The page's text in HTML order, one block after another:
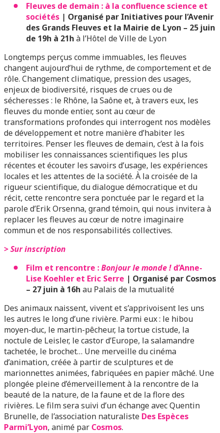
Fleuves de demain : à la confluence science et
sociétés | Organisé par Initiatives pour l’Avenir
des Grands Fleuves et la Mairie de Lyon – 25 juin
de 19h à 21h à l’Hôtel de Ville de Lyon
Longtemps perçus comme immuables, les fleuves
changent aujourd’hui de rythme, de comportement et de
rôle. Changement climatique, pression des usages,
enjeux de biodiversité, risques de crues ou de
sécheresses : le Rhône, la Saône et, à travers eux, les
fleuves du monde entier, sont au cœur de
transformations profondes qui interrogent nos modèles
de développement et notre manière d’habiter les
territoires. Penser les fleuves de demain, c’est à la fois
mobiliser les connaissances scientifiques les plus
récentes et écouter les savoirs d’usage, les expériences
locales et les attentes de la société. À la croisée de la
rigueur scientifique, du dialogue démocratique et du
récit, cette rencontre sera ponctuée par le regard et la
parole d’Erik Orsenna, grand témoin, qui nous invitera à
replacer les fleuves au cœur de notre imaginaire
commun et de nos responsabilités collectives.
> Sur inscription
Film et rencontre :Bonjour le monde ! d’Anne-
Lise Koehler et Eric Serre | Organisé par Cosmos
– 27 juin à 16h au Palais de la mutualité
Des animaux naissent, vivent et s’apprivoisent les uns
les autres le long d’une rivière. Parmi eux : le hibou
moyen-duc, le martin-pêcheur, la tortue cistude, la
noctule de Leisler, le castor d’Europe, la salamandre
tachetée, le brochet… Une merveille du cinéma
d’animation, créée à partir de sculptures et de
marionnettes animées, fabriquées en papier mâché. Une
plongée pleine d’émerveillement à la rencontre de la
beauté de la nature, de la faune et de la flore des
rivières. Le film sera suivi d’un échange avec Quentin
Brunelle, de l’association naturaliste Des Espèces
Parmi’Lyon, animé par Cosmos.